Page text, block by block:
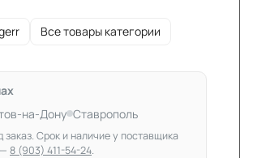
Все товары категории
на-Дону Ставрополь
заказ. Срок и наличие у поставщика
8 (903) 411-54-24.